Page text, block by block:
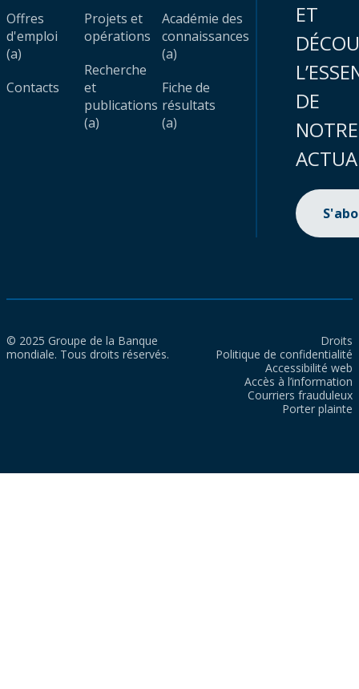
Offres
d'emploi
(a)
Contacts
Projets et
opérations
Recherche
et
publications
(a)
Académie des
connaissances
(a)
Fiche de
résultats
(a)
ET
DE
NOTRE
© 2025 Groupe de la Banque
mondiale. Tous droits réservés.
Droits
Politique de confidentialité
Accessibilité web
Accès à l’information
Courriers frauduleux
Porter plainte